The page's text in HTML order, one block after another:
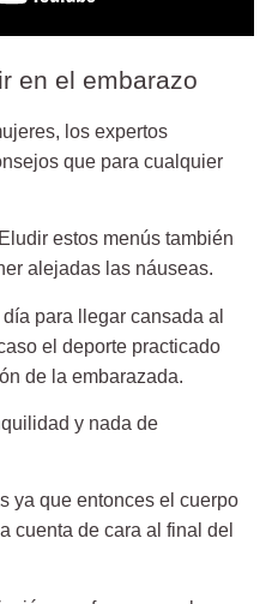
en el embarazo
los expertos
que para cualquier
estos menús también
alejadas las náuseas.
para llegar cansada al
el deporte practicado
de la embarazada.
y nada de
ya que entonces el cuerpo
cuenta de cara al final del